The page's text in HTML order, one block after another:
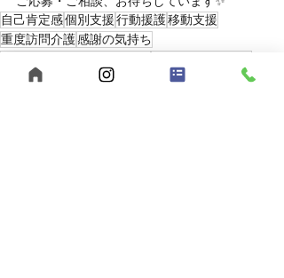
自己肯定感個別支援 行動援護移動支援
重度訪問介護感謝の気持ち
ヘルパー募集
公認心理士監修
福祉サービス